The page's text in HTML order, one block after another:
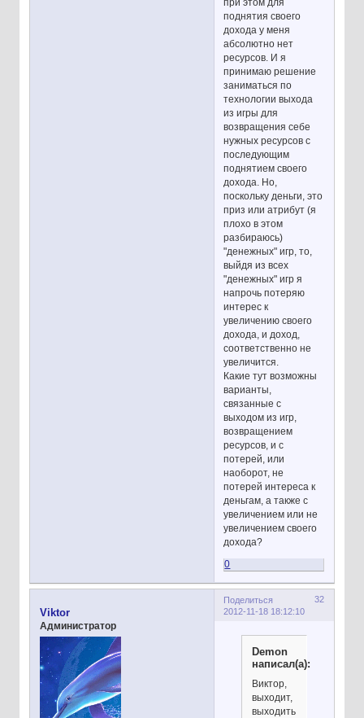
при этом для
поднятия своего
дохода у меня
абсолютно нет
ресурсов. И я
принимаю решение
заниматься по
технологии выхода
из игры для
возвращения себе
нужных ресурсов с
последующим
поднятием своего
дохода. Но,
поскольку деньги, это
приз или атрибут (я
плохо в этом
разбираюсь)
"денежных" игр, то,
выйдя из всех
"денежных" игр я
напрочь потеряю
интерес к
увеличению своего
дохода, и доход,
соответственно не
увеличится.
Какие тут возможны
варианты,
связанные с
выходом из игр,
возвращением
ресурсов, и с
потерей, или
наоборот, не
потерей интереса к
деньгам, а также с
увеличением или не
увеличением своего
дохода?
0
Поделиться
32
2012-11-18 18:12:10
Viktor
Администратор
Demon
написал(а):
Виктор,
выходит,
выходить